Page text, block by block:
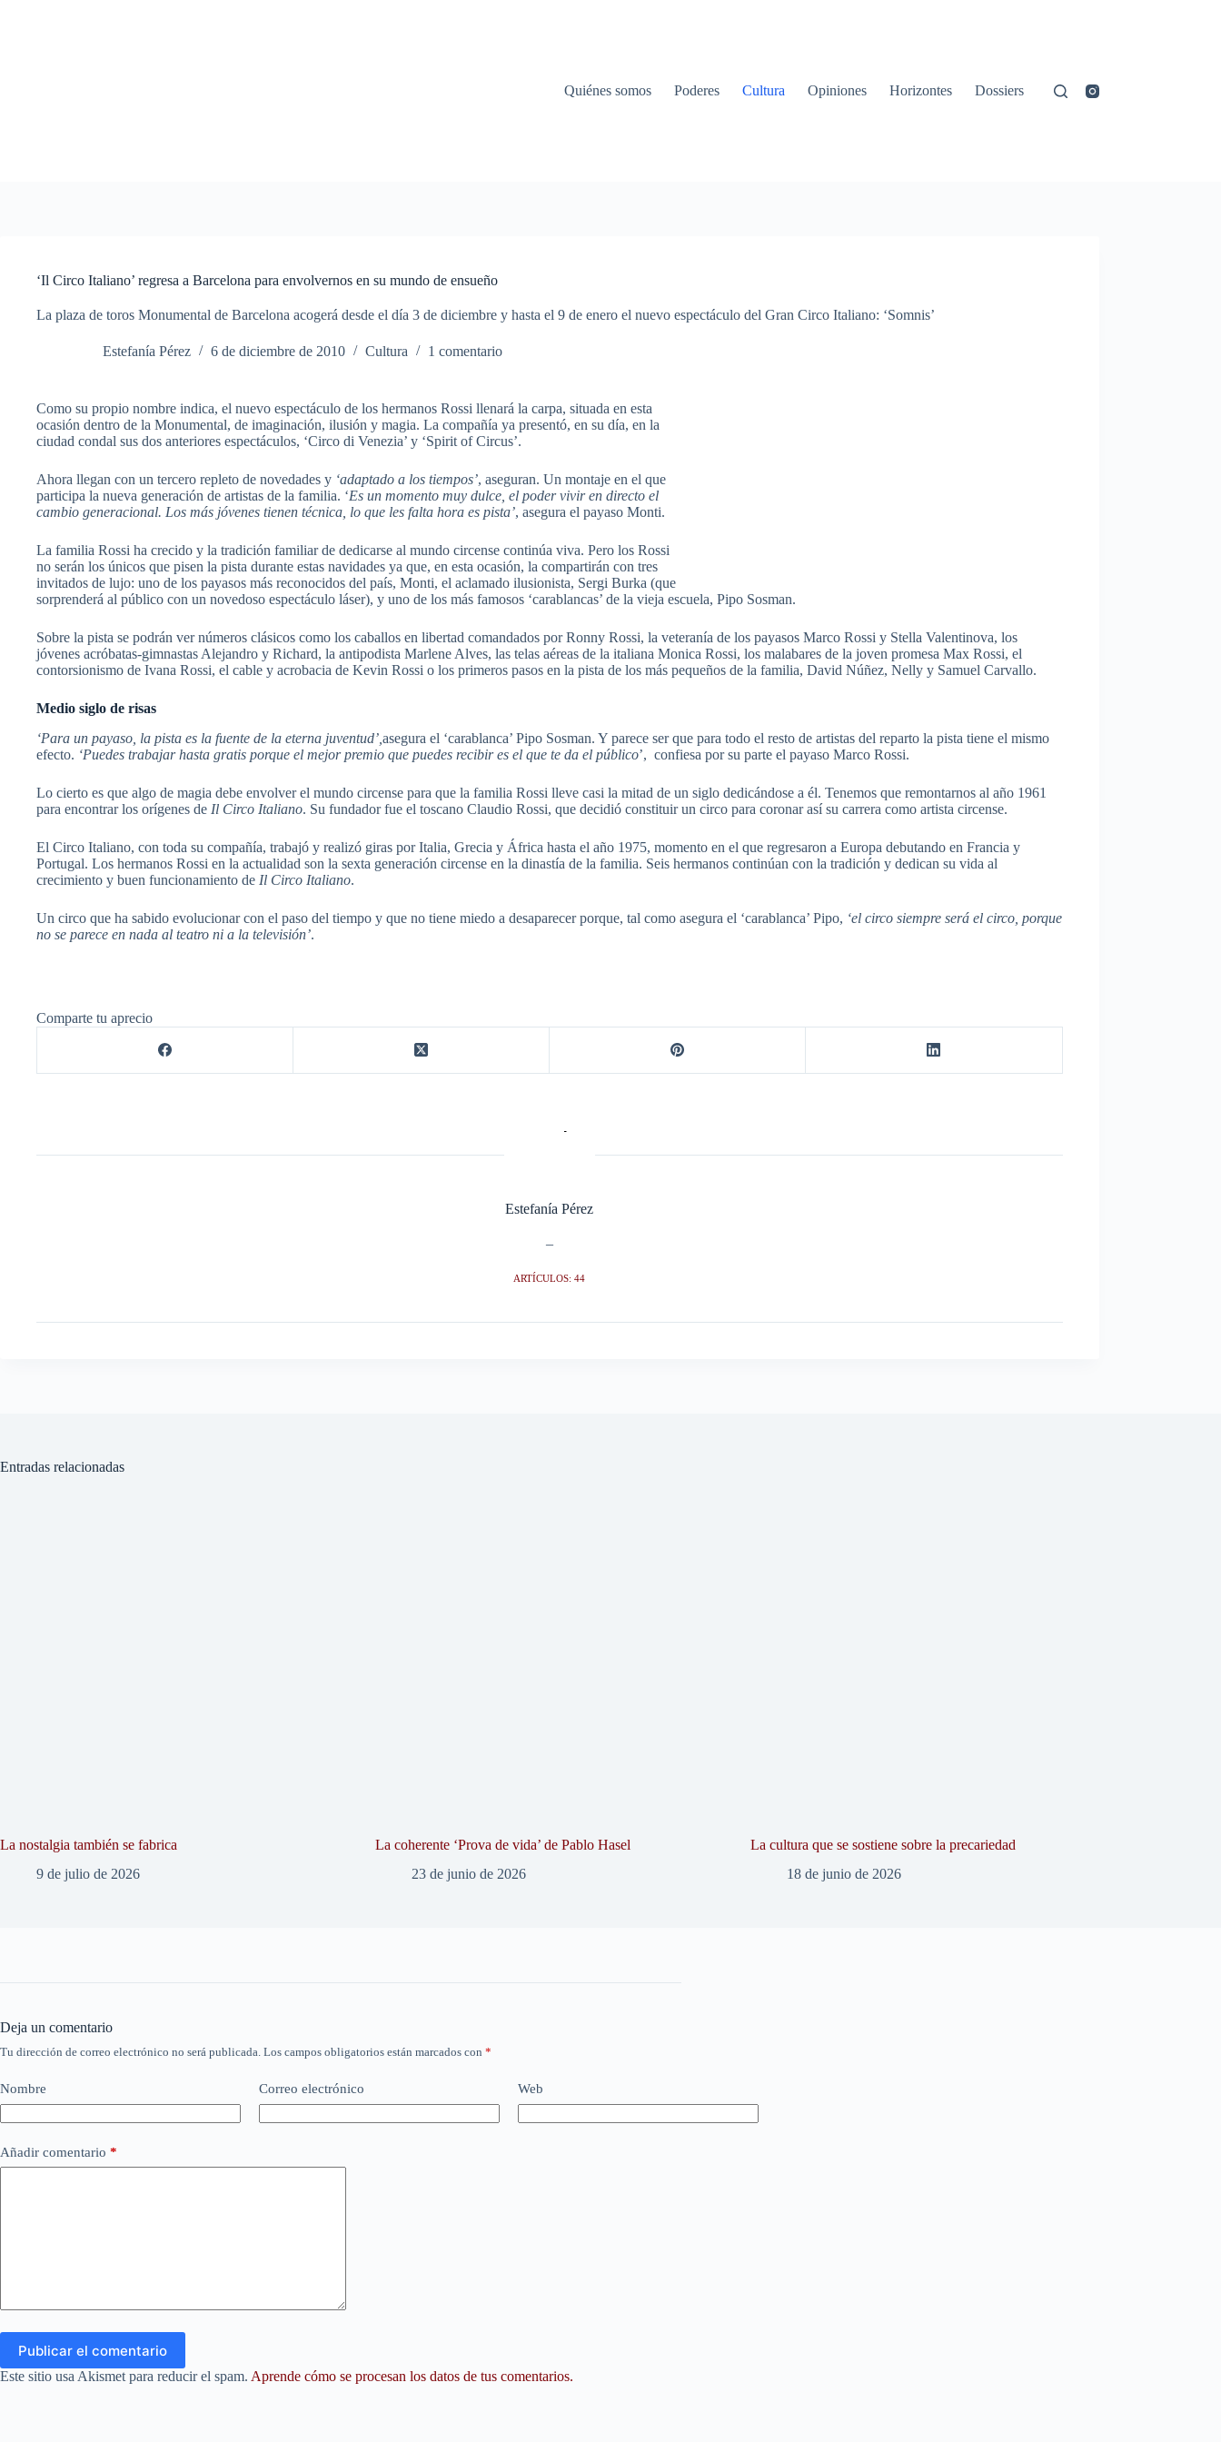
Quiénes somos Poderes Cultura Opiniones Horizontes Dossiers
‘Il Circo Italiano’ regresa a Barcelona para envolvernos en su mundo de ensueño
La plaza de toros Monumental de Barcelona acogerá desde el día 3 de diciembre y hasta el 9 de enero el nuevo espectáculo del Gran Circo Italiano: ‘Somnis’
Estefanía Pérez 6 de diciembre de 2010 Cultura 1 comentario
Como su propio nombre indica, el nuevo espectáculo de los hermanos Rossi llenará la carpa, situada en esta
ocasión dentro de la Monumental, de imaginación, ilusión y magia. La compañía ya presentó, en su día, en la
ciudad condal sus dos anteriores espectáculos, ‘Circo di Venezia’ y ‘Spirit of Circus’.
Ahora llegan con un tercero repleto de novedades y ‘adaptado a los tiempos’, aseguran. Un montaje en el que
participa la nueva generación de artistas de la familia. ‘Es un momento muy dulce, el poder vivir en directo el
cambio generacional. Los más jóvenes tienen técnica, lo que les falta hora es pista’, asegura el payaso Monti.
La familia Rossi ha crecido y la tradición familiar de dedicarse al mundo circense continúa viva. Pero los Rossi
no serán los únicos que pisen la pista durante estas navidades ya que, en esta ocasión, la compartirán con tres
invitados de lujo: uno de los payasos más reconocidos del país, Monti, el aclamado ilusionista, Sergi Burka (que
sorprenderá al público con un novedoso espectáculo láser), y uno de los más famosos ‘carablancas’ de la vieja escuela, Pipo Sosman.
Sobre la pista se podrán ver números clásicos como los caballos en libertad comandados por Ronny Rossi, la veteranía de los payasos Marco Rossi y Stella Valentinova, los
jóvenes acróbatas-gimnastas Alejandro y Richard, la antipodista Marlene Alves, las telas aéreas de la italiana Monica Rossi, los malabares de la joven promesa Max Rossi, el
contorsionismo de Ivana Rossi, el cable y acrobacia de Kevin Rossi o los primeros pasos en la pista de los más pequeños de la familia, David Núñez, Nelly y Samuel Carvallo.
Medio siglo de risas
‘Para un payaso, la pista es la fuente de la eterna juventud’, asegura el ‘carablanca’ Pipo Sosman. Y parece ser que para todo el resto de artistas del reparto la pista tiene el mismo
efecto. ‘Puedes trabajar hasta gratis porque el mejor premio que puedes recibir es el que te da el público’, confiesa por su parte el payaso Marco Rossi.
Lo cierto es que algo de magia debe envolver el mundo circense para que la familia Rossi lleve casi la mitad de un siglo dedicándose a él. Tenemos que remontarnos al año 1961
para encontrar los orígenes de Il Circo Italiano. Su fundador fue el toscano Claudio Rossi, que decidió constituir un circo para coronar así su carrera como artista circense.
El Circo Italiano, con toda su compañía, trabajó y realizó giras por Italia, Grecia y África hasta el año 1975, momento en el que regresaron a Europa debutando en Francia y
Portugal. Los hermanos Rossi en la actualidad son la sexta generación circense en la dinastía de la familia. Seis hermanos continúan con la tradición y dedican su vida al
crecimiento y buen funcionamiento de Il Circo Italiano.
Un circo que ha sabido evolucionar con el paso del tiempo y que no tiene miedo a desaparecer porque, tal como asegura el ‘carablanca’ Pipo, ‘el circo siempre será el circo, porque
no se parece en nada al teatro ni a la televisión’.
Comparte tu aprecio
Estefanía Pérez
ARTÍCULOS: 44
Entradas relacionadas
La nostalgia también se fabrica
9 de julio de 2026
La coherente ‘Prova de vida’ de Pablo Hasel
23 de junio de 2026
La cultura que se sostiene sobre la precariedad
18 de junio de 2026
Deja un comentario
Tu dirección de correo electrónico no será publicada. Los campos obligatorios están marcados con *
Nombre Correo electrónico Web
Añadir comentario *
Publicar el comentario
Este sitio usa Akismet para reducir el spam. Aprende cómo se procesan los datos de tus comentarios.